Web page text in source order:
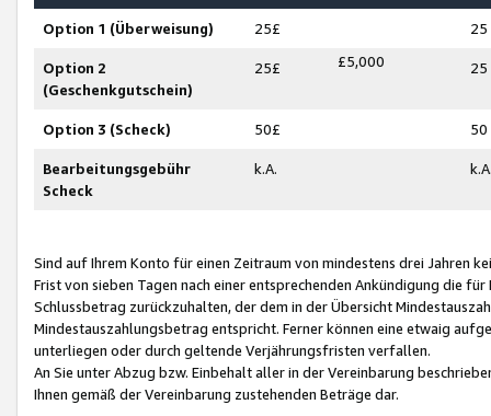
Option 1 (Überweisung) 25£ 25
Option 2
(Geschenkgutschein)
25£ £5,000 25
Option 3 (Scheck) 50£ 50
Bearbeitungsgebühr
Scheck
k.A.
Sind auf Ihrem Konto für einen Zeitraum von mindestens drei Jahren
Frist von sieben Tagen nach einer entsprechenden Ankündigung die
Schlussbetrag zurückzuhalten, der dem in der Übersicht
Mindestauszahlungsbetrag entspricht. Ferner können eine etwaig
unterliegen oder durch geltende Verjährungsfristen verfallen.
An Sie unter Abzug bzw. Einbehalt aller in der Vereinbarung
Ihnen gemäß der Vereinbarung zustehenden Beträge dar.